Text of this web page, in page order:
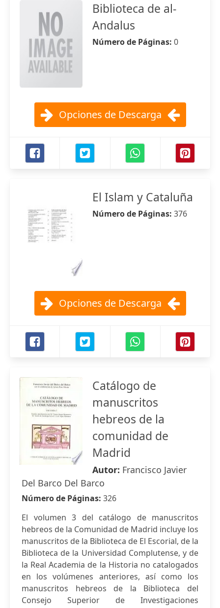
Biblioteca de al-
Andalus
Número de Páginas: 0
Opciones de Descarga
El Islam y Cataluña
Número de Páginas: 376
Opciones de Descarga
Catálogo de
manuscritos
hebreos de la
comunidad de
Madrid
Autor: Francisco Javier
Del Barco Del Barco
Número de Páginas: 326
El volumen 3 del catálogo de manuscritos
hebreos de la Comunidad de Madrid incluye los
manuscritos de la Biblioteca de El Escorial, de la
Biblioteca de la Universidad Complutense, y de
la Real Academia de la Historia no catalogados
en los volúmenes anteriores, así como los
manuscritos hebreos de la Biblioteca del
Consejo Superior de Investigaciones